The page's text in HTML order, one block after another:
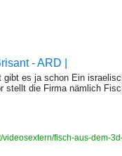
- ARD |
es ja schon Ein
stellt die Firma nämlich
fisch-aus-dem-